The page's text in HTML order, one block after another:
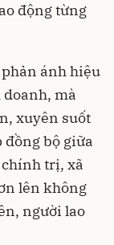
động từng
ánh hiệu
mà
xuyên suốt
đồng bộ giữa
chính trị, xã
lên không
người lao